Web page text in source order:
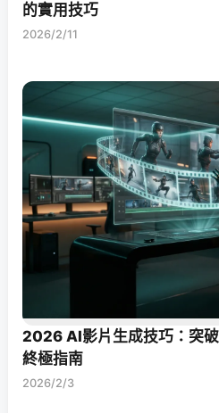
的實用技巧
2026/2/11
2026 AI影片生成技巧：突
終極指南
2026/2/3